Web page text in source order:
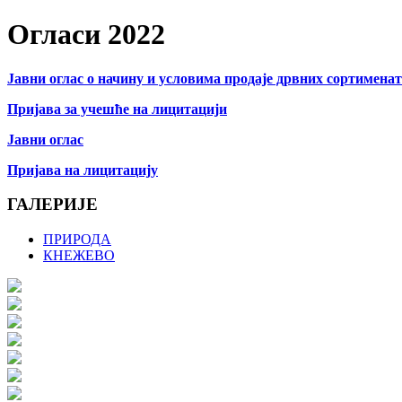
Огласи 2022
Јавни оглас о начину и условима продаје дрвних
Пријава за учешће на лицитацији
Јавни оглас
Пријава на лицитацију
ГАЛЕРИЈЕ
ПРИРОДА
КНЕЖЕВО